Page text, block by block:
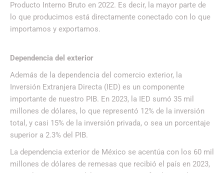
Producto Interno Bruto en 2022. Es decir, la mayor parte de
lo que producimos está directamente conectado con lo que
importamos y exportamos.
Dependencia del exterior
Además de la dependencia del comercio exterior, la
Inversión Extranjera Directa (IED) es un componente
importante de nuestro PIB. En 2023, la IED sumó 35 mil
millones de dólares, lo que representó 12% de la inversión
total, y casi 15% de la inversión privada, o sea un porcentaje
superior a 2.3% del PIB.
La dependencia exterior de México se acentúa con los 60 mil
millones de dólares de remesas que recibió el país en 2023,